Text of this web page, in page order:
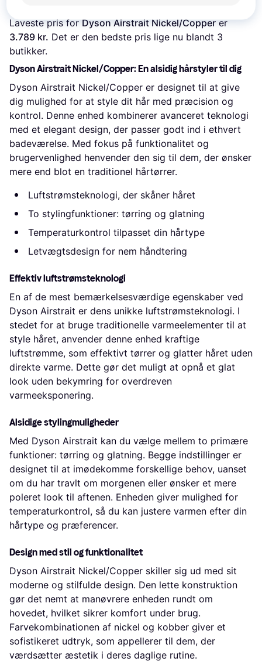
Laveste pris for Dyson Airstrait Nickel/Copper
er
3.789 kr. Det er den bedste pris lige nu blandt 3
butikker.
Dyson Airstrait Nickel/Copper: En alsidig hårstyler til dig
Dyson Airstrait Nickel/Copper er designet til at give
dig mulighed for at style dit hår med præcision og
kontrol. Denne enhed kombinerer avanceret teknologi
med et elegant design, der passer godt ind i ethvert
badeværelse. Med fokus på funktionalitet og
brugervenlighed henvender den sig til dem, der ønsker
mere end blot en traditionel hårtørrer.
Luftstrømsteknologi, der skåner håret
To stylingfunktioner: tørring og glatning
Temperaturkontrol tilpasset din hårtype
Letvægtsdesign for nem håndtering
Effektiv luftstrømsteknologi
En af de mest bemærkelsesværdige egenskaber ved
Dyson Airstrait er dens unikke luftstrømsteknologi. I
stedet for at bruge traditionelle varmeelementer til at
style håret, anvender denne enhed kraftige
luftstrømme, som effektivt tørrer og glatter håret uden
direkte varme. Dette gør det muligt at opnå et glat
look uden bekymring for overdreven
varmeeksponering.
Alsidige stylingmuligheder
Med Dyson Airstrait kan du vælge mellem to primære
funktioner: tørring og glatning. Begge indstillinger er
designet til at imødekomme forskellige behov, uanset
om du har travlt om morgenen eller ønsker et mere
poleret look til aftenen. Enheden giver mulighed for
temperaturkontrol, så du kan justere varmen efter din
hårtype og præferencer.
Design med stil og funktionalitet
Dyson Airstrait Nickel/Copper skiller sig ud med sit
moderne og stilfulde design. Den lette konstruktion
gør det nemt at manøvrere enheden rundt om
hovedet, hvilket sikrer komfort under brug.
Farvekombinationen af ​​nickel og kobber giver et
sofistikeret udtryk, som appellerer til dem, der
værdsætter æstetik i deres daglige rutine.